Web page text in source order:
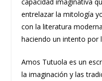
entrelazar la mitología
con la literatura
haciendo un intento por
Amos Tutuola es un
la imaginación y las